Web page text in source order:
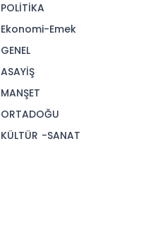
POLİTİKA
Ekonomi-Emek
GENEL
ASAYİŞ
MANŞET
ORTADOĞU
KÜLTÜR -SANAT